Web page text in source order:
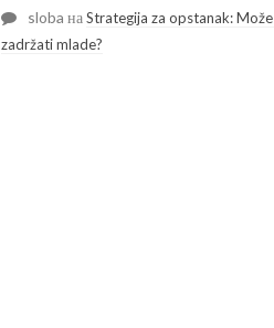
sloba наStrategija za opstanak:
zadržati mlade?